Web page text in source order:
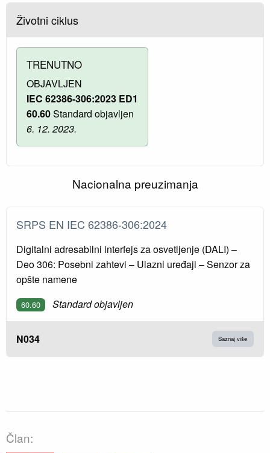
Životni ciklus
TRENUTNO
OBJAVLJEN
IEC 62386-306:2023 ED1
60.60Standard objavljen
6. 12. 2023.
Nacionalna preuzimanja
SRPS EN IEC 62386-306:2024
Digitalni adresabilni interfejs za osvetljenje (DALI) –
Deo 306: Posebni zahtevi – Ulazni uređaji – Senzor za
opšte namene
60.60 Standard objavljen
N034 Saznaj više
Član: